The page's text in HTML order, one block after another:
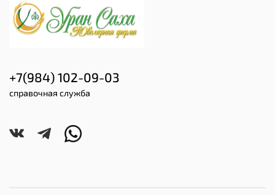
+7(984) 102-09-03
справочная служба